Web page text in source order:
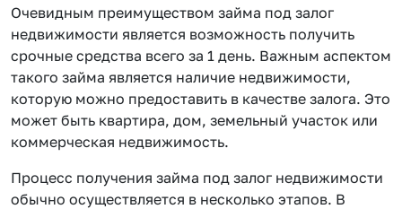
Очевидным преимуществом займа под залог
недвижимости является возможность получить
срочные средства всего за 1 день. Важным аспектом
такого займа является наличие недвижимости,
которую можно предоставить в качестве залога. Это
может быть квартира, дом, земельный участок или
коммерческая недвижимость.
Процесс получения займа под залог недвижимости
обычно осуществляется в несколько этапов. В